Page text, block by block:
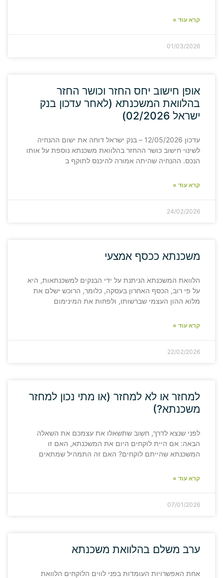
קרא עוד »
01/03/2026
אופן חישוב יחס החזר וכושר החזר
בהלוואת המשכנתא (לאחר עדכון בנק
ישראל 02/2026)
עדכון 12/05/2026 – בנק ישראל דוחה את ישום ההנחיה
לשינוי חישוב כושר ההחזר בהלוואת משכנתא נוספת על אותו
הנכס. ההנחיה שהיתה אמורה להיכנס לתוקף ב
קרא עוד »
24/02/2026
משכנתא ככסף אמצעי
הלוואת המשכנתא הניתנת על ידי הבנקים למשכנתאות, היא
על פי רוב, הכסף האחרון בעסקה, כלומר, הרוכש ישלם את
מלוא ההון העצמי שברשותו, ולפחות את המינימום
קרא עוד »
22/02/2026
למחזר או לא למחזר (או מתי נכון למחזר
משכנתא?)
לפני שנצא לדרך, חשוב שתשאלו את עצמכם את השאלה
הבאה: אם היית לוקחים היום את המשכנתא, האם זו
המשכנתא שהייתם לוקחים? האם זה התמהיל שמתאים
קרא עוד »
07/01/2026
ערב משלם בהלוואת משכנתא
אחת האפשרויות העומדות בפני לווים הלוקחים הלוואת